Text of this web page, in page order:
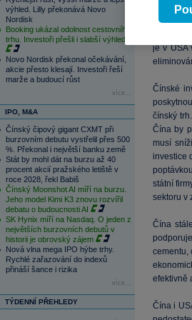
výhled. Lilly překonává Novo
Nordisk
Booking ukázal odolnost cestovního
trhu. Investoři přešli i slabší výhled
Novo Nordisk překonal očekávání,
akcie přesto klesají. Investoři řeší
marže a budoucí růst
více...
IPO, M&A
Čínský čipový gigant CXMT při
burzovním debutu vystřelil přes 500
%. Překonal i největší banku země
Stát by mohl dát na burzu až 40
procent akcií pražského letiště v
roce 2028, řekl Babiš
Čínský Moonshot AI míří na burzu.
Jeho model Kimi K3 znovu rozvířil
debatu o budoucnosti AI
SK Hynix míří na Nasdaq. O jeden z
největších burzovních debutů v
historii je obrovský zájem
Nová vlna mega IPO hýbe trhy.
Rychlé zařazování do indexů
přináší šance i rizika
více...
TÝDENNÍ PŘEHLEDY
zase
je v USA
Čínské
čínský
Čína by
musí
investice
státní
sektoru v
Čína
cementu,
efektivně
Čína i